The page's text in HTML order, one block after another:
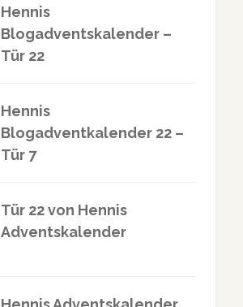
Hennis
Blogadventskalender –
Tür 22
Hennis
Blogadventkalender 22 –
Tür 7
Tür 22 von Hennis
Adventskalender